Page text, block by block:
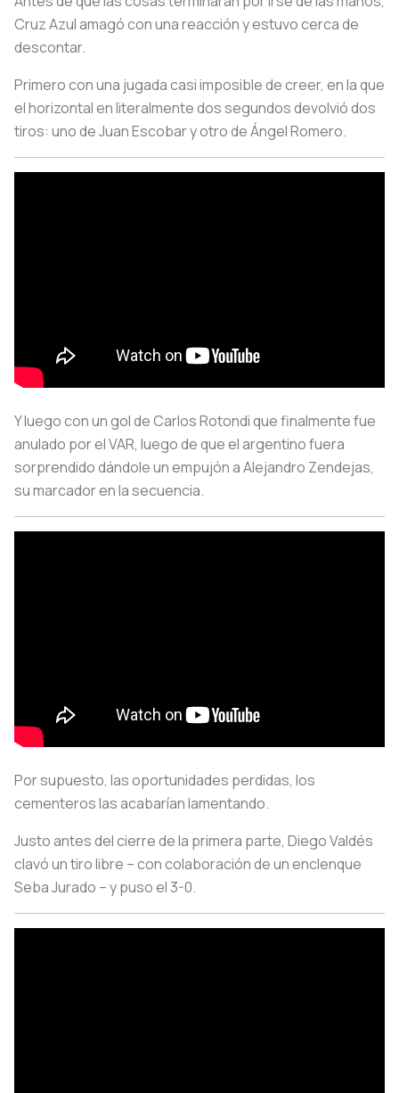
Cruz Azul amagó con una reacción y estuvo cerca de
descontar.
Primero con una jugada casi imposible de creer, en la que
el horizontal en literalmente dos segundos devolvió dos
tiros: uno de Juan Escobar y otro de Ángel Romero.
Y luego con un gol de Carlos Rotondi que finalmente fue
anulado por el VAR, luego de que el argentino fuera
sorprendido dándole un empujón a Alejandro Zendejas,
su marcador en la secuencia.
Por supuesto, las oportunidades perdidas, los
cementeros las acabarían lamentando.
Justo antes del cierre de la primera parte, Diego Valdés
clavó un tiro libre – con colaboración de un enclenque
Seba Jurado – y puso el 3-0.